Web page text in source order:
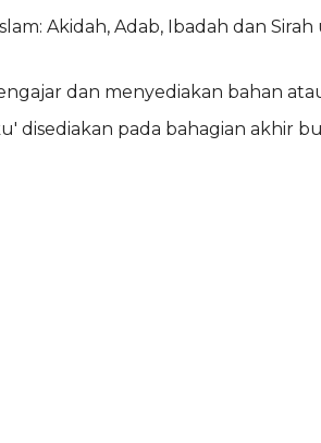
Akidah, Adab, Ibadah dan
dan menyediakan bahan
disediakan pada bahagian akhir